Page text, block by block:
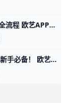
欧艺APP注册5分钟搞定，新手必看注册全流程 欧艺APP注册其实非常简单，只要跟着几个关键步骤，基本能在几分钟内完成。对新手来说，最重要的是选对下载渠道、正确填写基本信息，并尽快开启安全保护功能。这样不仅能快速拿到账户，还能让登录和使用过程更安心。
欧艺APP注册全攻略：3分钟速成新手必备！ 欧艺APP注册过程简单快速，通常只需几分钟就能完成。基本需要手机号或邮箱地址作为账号，比如用你的常用手机号“138XXXXXXX”或“”来注册，还得设置一个强密码，包含大小写字母、数字和符号，例如“Abc123!@#”。这些信息能帮你快速创建账户并接收验证码验证。